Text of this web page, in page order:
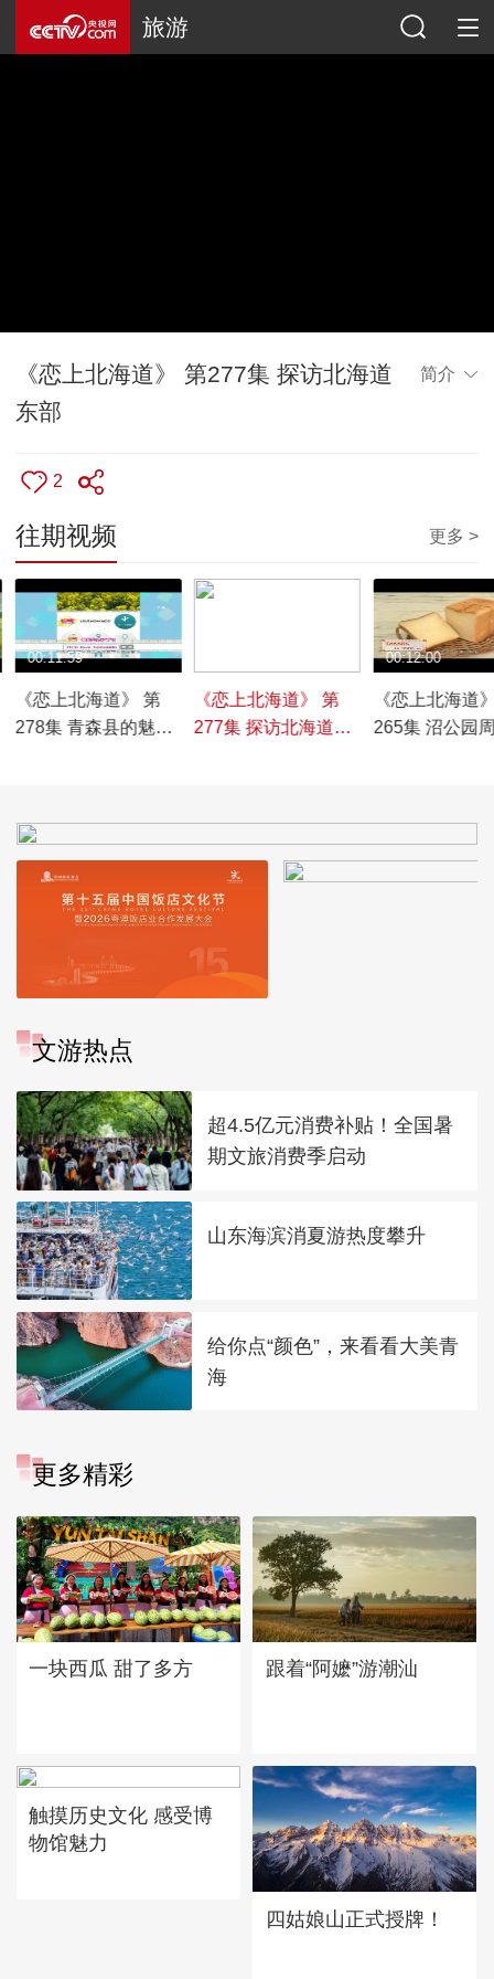
旅游
《恋上北海道》 第277集 探访北海道
东部
简介
2
往期视频 更多 >
《恋上北海道》 第
278集 青森县的魅力
00:11:59
《恋上北海道》 第
277集 探访北海道东
《恋上北海道
265集 沼公园
00:12:00
文游热点
超4.5亿元消费补贴！全国暑
期文旅消费季启动
山东海滨消夏游热度攀升
给你点“颜色”，来看看大美青
海
更多精彩
一块西瓜 甜了多方 跟着“阿嬷”游潮汕
触摸历史文化 感受博
物馆魅力
四姑娘山正式授牌！